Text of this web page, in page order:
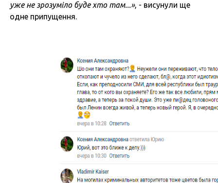
уже не зрозуміло буде хто там...», - висунули ще
одне припущення.